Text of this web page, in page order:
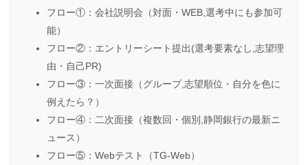
フロー①：会社説明会（対面・WEB,選考中にも参加可
能）
フロー②：エントリーシート提出(選考要素なし,志望理
由・自己PR)
フロー③：一次面接（グループ,志望順位・自分を色に
例えたら？）
フロー④：二次面接（複数回・個別,静岡銀行の最新ニ
ュース）
フロー⑤：Webテスト（TG-Web）